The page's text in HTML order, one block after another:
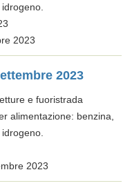
2023
2023
e fuoristrada
alimentazione: benzina,
2023